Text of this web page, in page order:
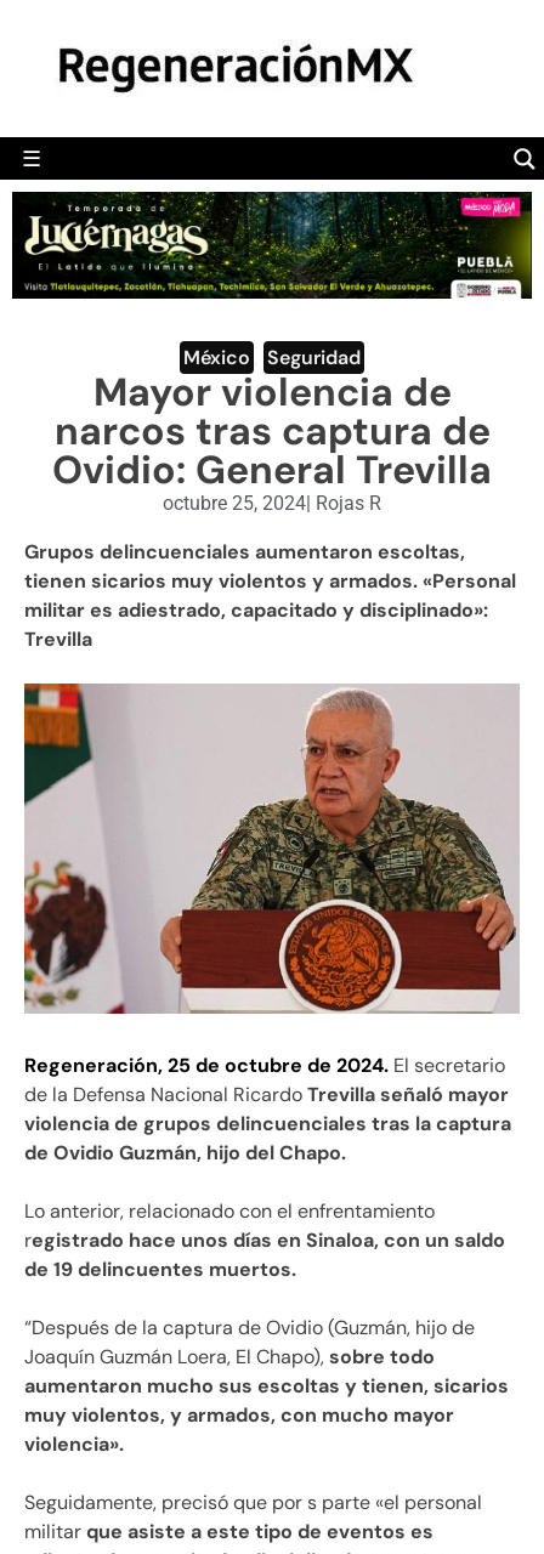
☰
POLÍTICA
CAMALEÓN
OPINIÓN
DEPORTES
ENGLISH SECTION
VIDEOS
México Seguridad
Mayor violencia de
narcos tras captura de
Ovidio: General Trevilla
octubre 25, 2024| Rojas R
Grupos delincuenciales aumentaron escoltas,
tienen sicarios muy violentos y armados. «Personal
militar es adiestrado, capacitado y disciplinado»:
Trevilla
Regeneración, 25 de octubre de 2024. El secretario
de la Defensa Nacional RicardoTrevilla señaló mayor
violencia de grupos delincuenciales tras la captura
de Ovidio Guzmán, hijo del Chapo.
Lo anterior, relacionado con el enfrentamiento
registrado hace unos días en Sinaloa, con un saldo
de 19 delincuentes muertos.
“Después de la captura de Ovidio (Guzmán, hijo de
Joaquín Guzmán Loera, El Chapo),sobre todo
aumentaron mucho sus escoltas y tienen, sicarios
muy violentos, y armados, con mucho mayor
violencia».
Seguidamente, precisó que por s parte «el personal
militarque asiste a este tipo de eventos es